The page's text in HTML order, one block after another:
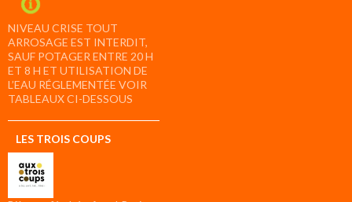
NIVEAU CRISE TOUT
ARROSAGE EST INTERDIT,
SAUF POTAGER ENTRE 20 H
ET 8 H ET UTILISATION DE
L’EAU RÉGLEMENTÉE VOIR
TABLEAUX CI-DESSOUS
LES TROIS COUPS